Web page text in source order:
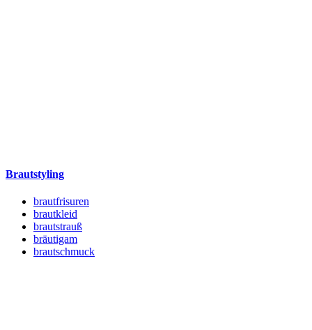
Brautstyling
brautfrisuren
brautkleid
brautstrauß
bräutigam
brautschmuck